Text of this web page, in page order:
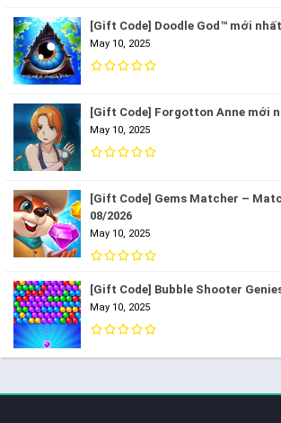
[Gift Code] Doodle God™ mới
May 10, 2025
[Gift Code] Forgotton Anne mới
May 10, 2025
[Gift Code] Gems Matcher –
08/2026
May 10, 2025
[Gift Code] Bubble Shooter
May 10, 2025